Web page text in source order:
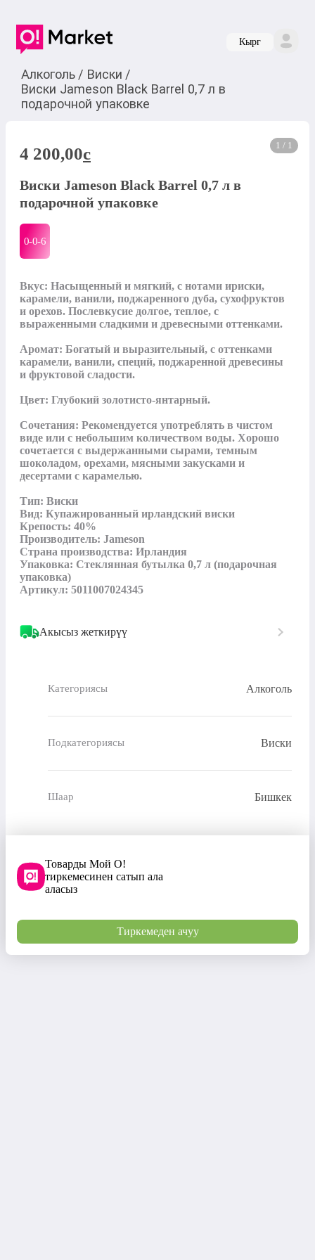
Кырг
Алкоголь / Виски /
Виски Jameson Black Barrel 0,7 л в
подарочной упаковке
1 / 1
4 200,00c
Виски Jameson Black Barrel 0,7 л в
подарочной упаковке
0-0-6
Вкус: Насыщенный и мягкий, с нотами ириски,
карамели, ванили, поджаренного дуба, сухофруктов
и орехов. Послевкусие долгое, теплое, с
выраженными сладкими и древесными оттенками.
Аромат: Богатый и выразительный, с оттенками
карамели, ванили, специй, поджаренной древесины
и фруктовой сладости.
Цвет: Глубокий золотисто-янтарный.
Сочетания: Рекомендуется употреблять в чистом
виде или с небольшим количеством воды. Хорошо
сочетается с выдержанными сырами, темным
шоколадом, орехами, мясными закусками и
десертами с карамелью.
Тип: Виски
Вид: Купажированный ирландский виски
Крепость: 40%
Производитель: Jameson
Страна производства: Ирландия
Упаковка: Стеклянная бутылка 0,7 л (подарочная
упаковка)
Артикул: 5011007024345
Акысыз жеткирүү
Категориясы Алкоголь
Подкатегориясы Виски
Шаар Бишкек
Товарды Мой О!
тиркемесинен сатып ала
аласыз
Тиркемеден ачуу